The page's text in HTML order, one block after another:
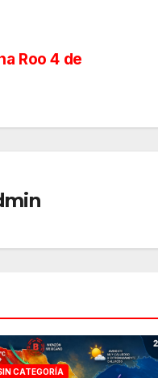
Roo 4 de
CATEGORÍA